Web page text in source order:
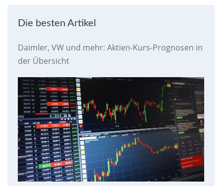
Die besten Artikel
Daimler, VW und mehr: Aktien-Kurs-Prognosen in
der Übersicht